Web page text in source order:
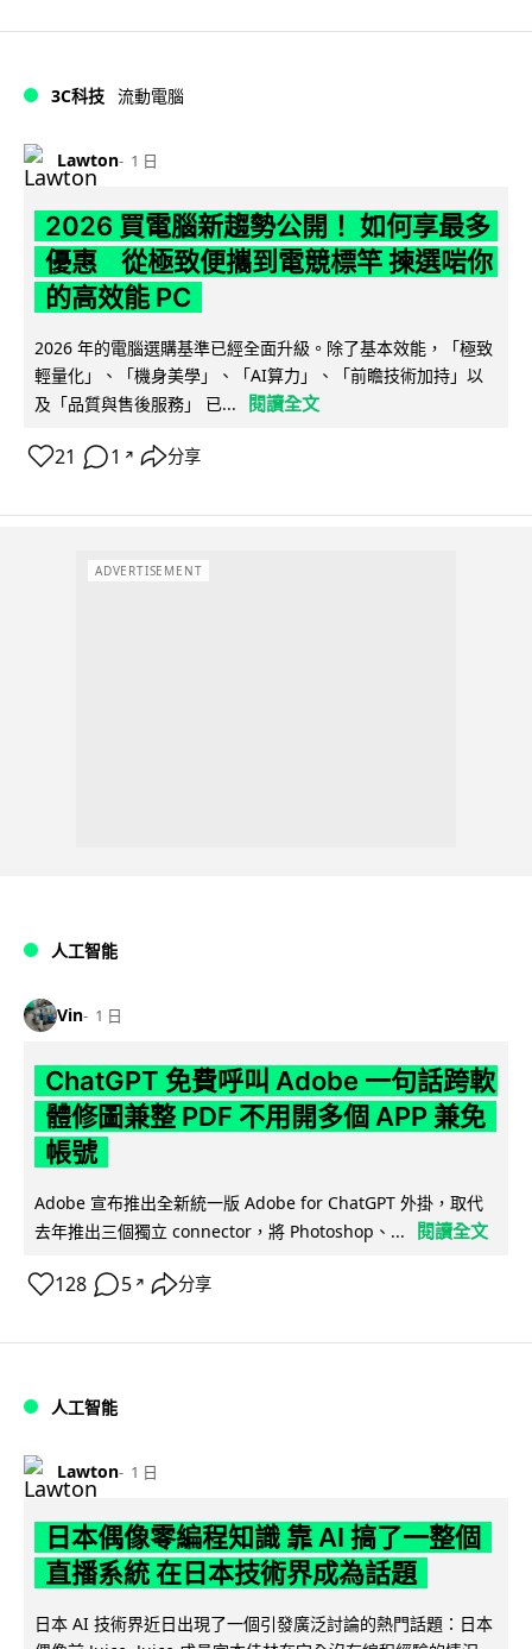
3C科技 流動電腦
Lawton 1 日
2026 買電腦新趨勢公開！ 如何享最多
優惠 從極致便攜到電競標竿 揀選啱你
的高效能 PC
2026 年的電腦選購基準已經全面升級。除了基本效能，「極致
輕量化」、「機身美學」、「AI算力」、「前瞻技術加持」以
及「品質與售後服務」 已...
閱讀全文
21 1 ↗ 分享
ADVERTISEMENT
人工智能
Vin 1 日
ChatGPT 免費呼叫 Adobe 一句話跨軟
體修圖兼整 PDF 不用開多個 APP 兼免
帳號
Adobe 宣布推出全新統一版 Adobe for ChatGPT 外掛，取代
去年推出三個獨立 connector，將 Photoshop、...
閱讀全文
128 5 ↗ 分享
人工智能
Lawton 1 日
日本偶像零編程知識 靠 AI 搞了一整個
直播系統 在日本技術界成為話題
日本 AI 技術界近日出現了一個引發廣泛討論的熱門話題：日本